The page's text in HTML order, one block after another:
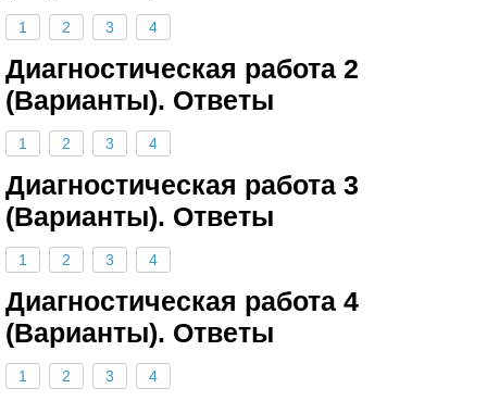
1 2 3 4
Диагностическая работа 2
(Варианты). Ответы
1 2 3 4
Диагностическая работа 3
(Варианты). Ответы
1 2 3 4
Диагностическая работа 4
(Варианты). Ответы
1 2 3 4